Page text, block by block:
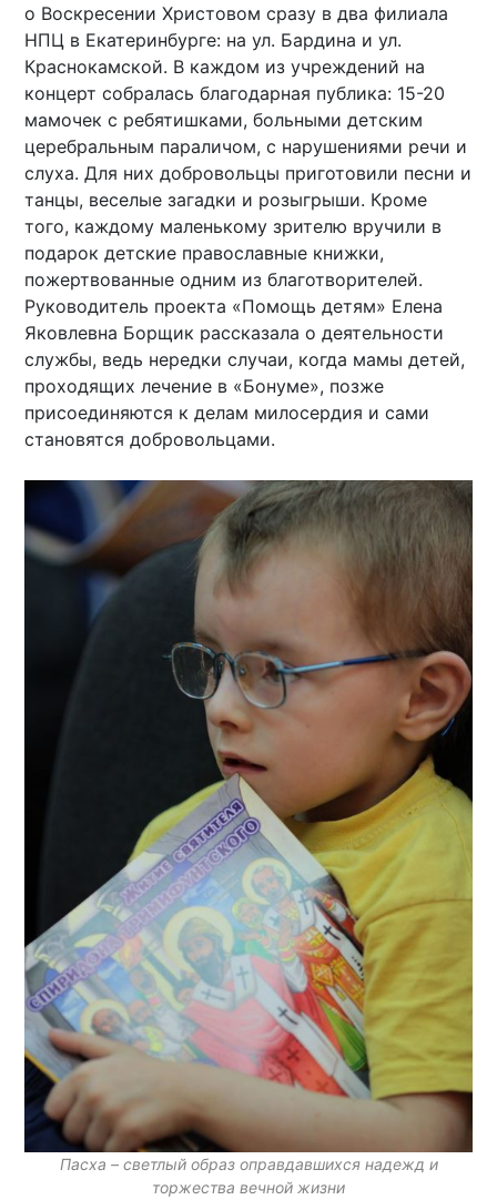
о Воскресении Христовом сразу в два филиала
НПЦ в Екатеринбурге: на ул. Бардина и ул.
Краснокамской. В каждом из учреждений на
концерт собралась благодарная публика: 15-20
мамочек с ребятишками, больными детским
церебральным параличом, с нарушениями речи и
слуха. Для них добровольцы приготовили песни и
танцы, веселые загадки и розыгрыши. Кроме
того, каждому маленькому зрителю вручили в
подарок детские православные книжки,
пожертвованные одним из благотворителей.
Руководитель проекта «Помощь детям» Елена
Яковлевна Борщик рассказала о деятельности
службы, ведь нередки случаи, когда мамы детей,
проходящих лечение в «Бонуме», позже
присоединяются к делам милосердия и сами
становятся добровольцами.
Пасха – светлый образ оправдавшихся надежд и
торжества вечной жизни